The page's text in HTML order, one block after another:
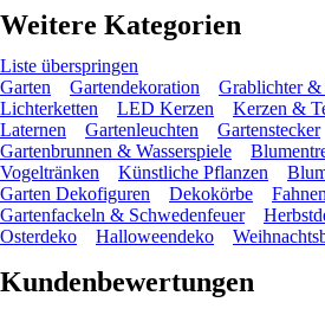
Weitere Kategorien
Liste überspringen
Garten
Gartendekoration
Grablichter &
Lichterketten
LED Kerzen Kerzen &
Laternen
Gartenleuchten
Gartenstecker
Gartenbrunnen & Wasserspiele
Vogeltränken
Künstliche Pflanzen
Garten Dekofiguren
Dekokörbe
Gartenfackeln & Schwedenfeuer
Osterdeko
Halloweendeko
Kundenbewertungen